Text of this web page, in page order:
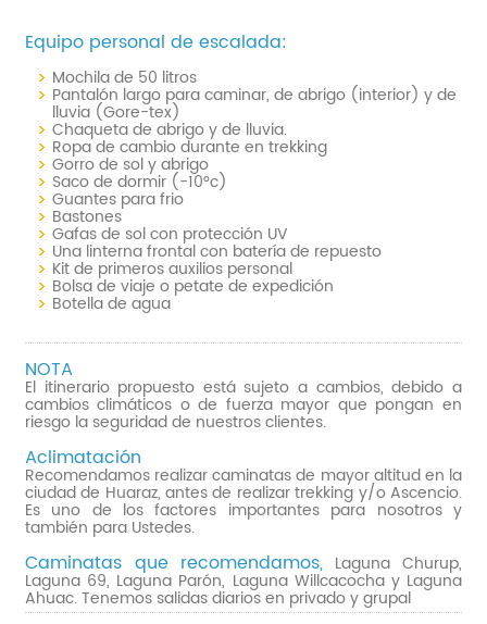
Equipo personal de escalada:
Mochila de 50 litros
Pantalón largo para caminar, de abrigo (interior) y de
lluvia (Gore-tex)
Chaqueta de abrigo y de lluvia.
Ropa de cambio durante en trekking
Gorro de sol y abrigo
Saco de dormir (-10°c)
Guantes para frio
Bastones
Gafas de sol con protección UV
Una linterna frontal con batería de repuesto
Kit de primeros auxilios personal
Bolsa de viaje o petate de expedición
Botella de agua
NOTA
El itinerario propuesto está sujeto a cambios, debido a
cambios climáticos o de fuerza mayor que pongan en
riesgo la seguridad de nuestros clientes.
Aclimatación
Recomendamos realizar caminatas de mayor altitud en la
ciudad de Huaraz, antes de realizar trekking y/o Ascencio.
Es uno de los factores importantes para nosotros y
también para Ustedes.
Caminatas que recomendamos, Laguna Churup,
Laguna 69, Laguna Parón, Laguna Willcacocha y Laguna
Ahuac. Tenemos salidas diarios en privado y grupal